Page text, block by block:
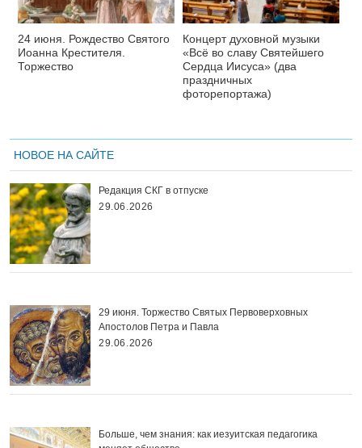
24 июня. Рождество Святого
Иоанна Крестителя.
Торжество
Концерт духовной музыки
«Всё во славу Святейшего
Сердца Иисуса» (два
праздничных
фоторепортажа)
НОВОЕ НА САЙТЕ
Редакция СКГ в отпуске
29.06.2026
29 июня. Торжество Святых Первоверховных
Апостолов Петра и Павла
29.06.2026
Больше, чем знания: как иезуитская педагогика